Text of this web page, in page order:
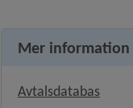
Mer information
AvtalsdatabasLänk